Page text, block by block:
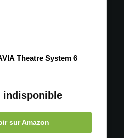
Theatre System 6
indisponible
sur Amazon